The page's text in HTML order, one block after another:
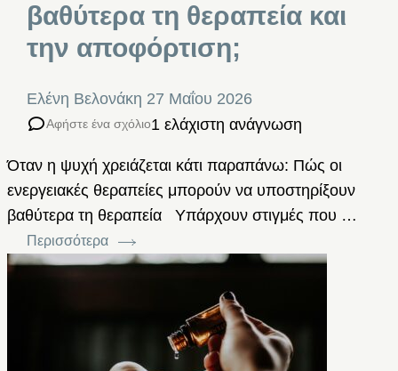
βαθύτερα τη θεραπεία και
την αποφόρτιση;
Ελένη Βελονάκη 27 Μαΐου 2026
Αφήστε ένα σχόλιο1 ελάχιστη ανάγνωση
Όταν η ψυχή χρειάζεται κάτι παραπάνω: Πώς οι
ενεργειακές θεραπείες μπορούν να υποστηρίξουν
βαθύτερα τη θεραπεία Υπάρχουν στιγμές που …
Περισσότερα